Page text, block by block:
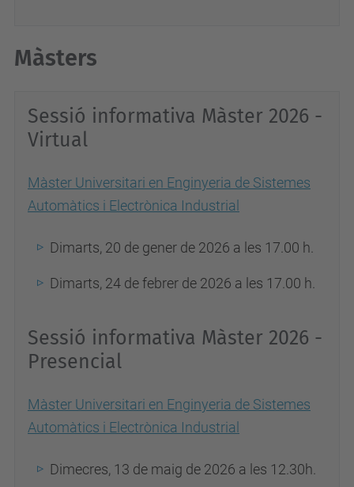
Màsters
Sessió informativa Màster 2026 -
Virtual
Màster Universitari en Enginyeria de Sistemes
Automàtics i Electrònica Industrial
Dimarts, 20 de gener de 2026 a les 17.00 h.
Dimarts, 24 de febrer de 2026 a les 17.00 h.
Sessió informativa Màster 2026 -
Presencial
Màster Universitari en Enginyeria de Sistemes
Automàtics i Electrònica Industrial
Dimecres, 13 de maig de 2026 a les 12.30h.